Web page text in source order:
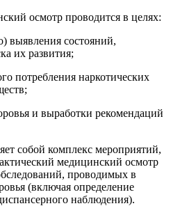
осмотр проводится в целях:
выявления состояний,
их развития;
потребления наркотических
и выработки рекомендаций
собой комплекс мероприятий,
медицинский осмотр
проводимых в
(включая определение
наблюдения).